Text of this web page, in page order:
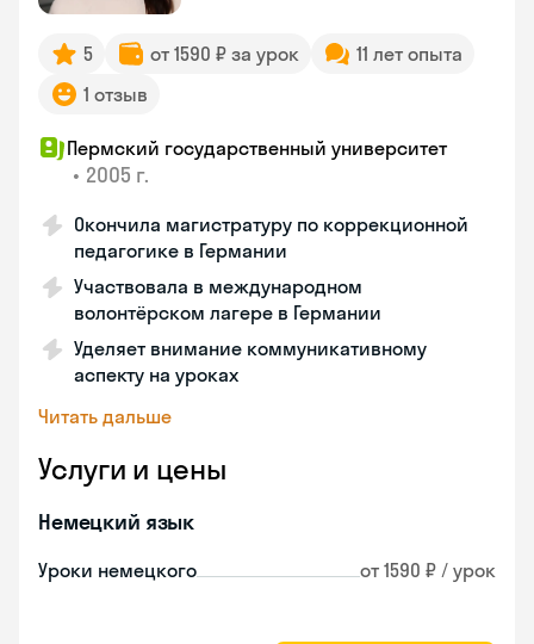
5 от 1590 ₽ за урок
11 лет опыта
1 отзыв
Пермский государственный университет
• 2005 г.
Окончила магистратуру по коррекционной
педагогике в Германии
Участвовала в международном
волонтёрском лагере в Германии
Уделяет внимание коммуникативному
аспекту на уроках
Читать дальше
Услуги и цены
Немецкий язык
Уроки немецкого от 1590 ₽ / урок